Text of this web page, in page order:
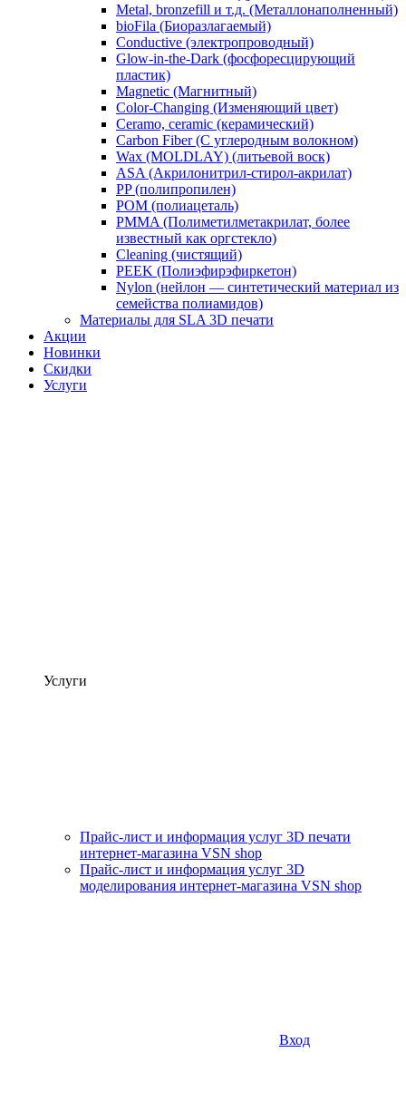
Metal, bronzefill и т.д. (Металлонаполненный)
bioFila (Биоразлагаемый)
Conductive (электропроводный)
Glow-in-the-Dark (фосфоресцирующий
пластик)
Magnetic (Магнитный)
Color-Changing (Изменяющий цвет)
​Ceramo, ceramic (керамический)
​Carbon Fiber (С углеродным волокном)
Wax (MOLDLAY) (литьевой воск)
​ASA (Акрилонитрил-стирол-акрилат)
​PP (полипропилен)
​POM (полиацеталь)
​PMMA (Полиметилметакрилат, более
известный как оргстекло)
​Cleaning (чистящий)
PEEK (Полиэфирэфиркетон)
​Nylon (нейлон — синтетический материал из
семейства полиамидов)
Материалы для SLA 3D печати
Акции
Новинки
Скидки
Услуги
Услуги
Прайс-лист и информация услуг 3D печати
интернет-магазина VSN shop
Прайс-лист и информация услуг 3D
моделирования интернет-магазина VSN shop
Вход